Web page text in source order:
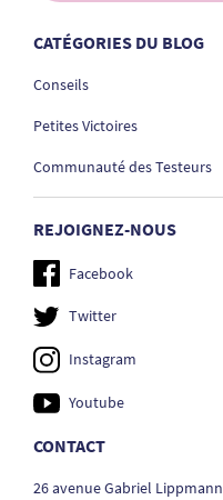
CATÉGORIES DU BLOG
Conseils
Petites Victoires
Communauté des Testeurs
REJOIGNEZ-NOUS
Facebook
Twitter
Instagram
Youtube
CONTACT
26 avenue Gabriel Lippmann